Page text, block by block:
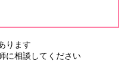
ります
に相談してください